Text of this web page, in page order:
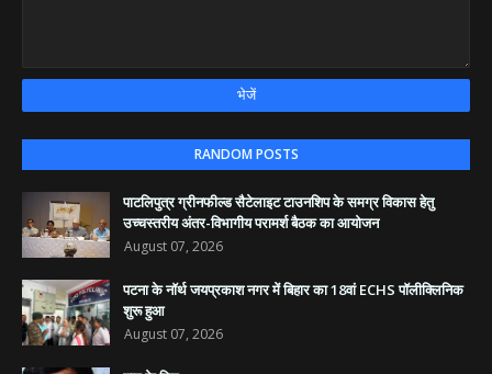
RANDOM POSTS
पाटलिपुत्र ग्रीनफील्ड सैटेलाइट टाउनशिप के समग्र विकास हेतु
उच्चस्तरीय अंतर-विभागीय परामर्श बैठक का आयोजन
August 07, 2026
पटना के नॉर्थ जयप्रकाश नगर में बिहार का 18वां ECHS पॉलीक्लिनिक
शुरू हुआ
August 07, 2026